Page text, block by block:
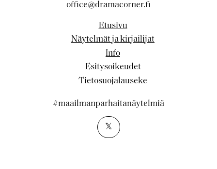
office@dramacorner.fi
Etusivu
Näytelmät ja kirjailijat
Info
Esitysoikeudet
Tietosuojalauseke
#maailmanparhaitanäytelmiä
𝕏